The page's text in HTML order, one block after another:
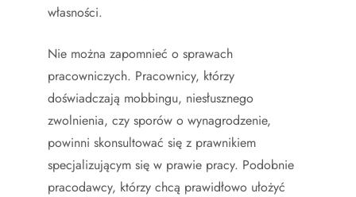
własności.
Nie można zapomnieć o sprawach
pracowniczych. Pracownicy, którzy
doświadczają mobbingu, niesłusznego
zwolnienia, czy sporów o wynagrodzenie,
powinni skonsultować się z prawnikiem
specjalizującym się w prawie pracy. Podobnie
pracodawcy, którzy chcą prawidłowo ułożyć